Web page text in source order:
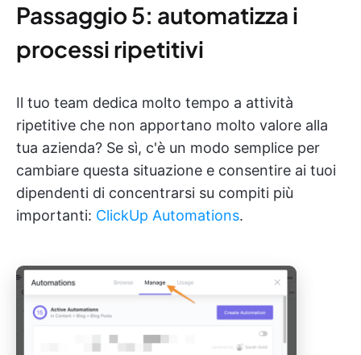
Passaggio 5: automatizza i
processi ripetitivi
Il tuo team dedica molto tempo a attività
ripetitive che non apportano molto valore alla
tua azienda? Se sì, c'è un modo semplice per
cambiare questa situazione e consentire ai tuoi
dipendenti di concentrarsi su compiti più
importanti: ClickUp Automations.